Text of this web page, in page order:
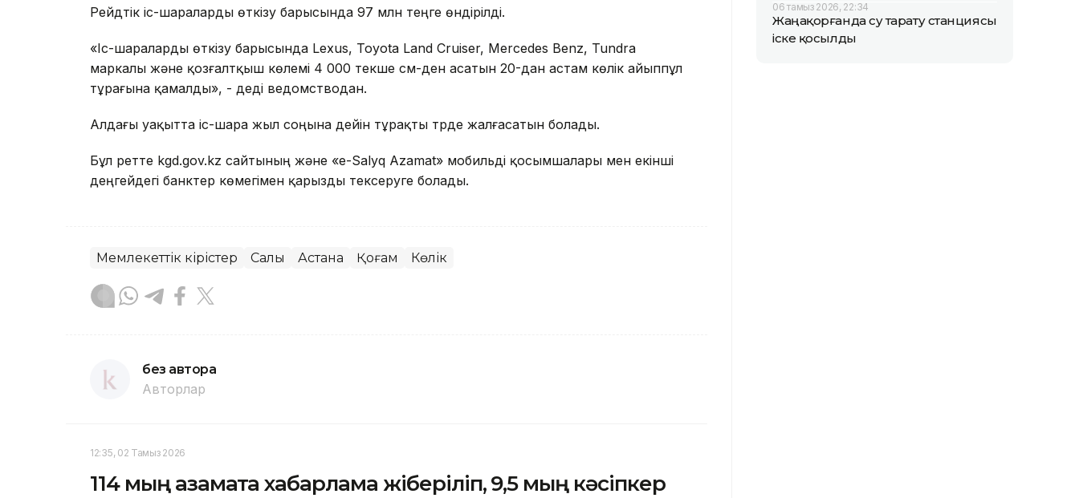
Рейдтік іс-шараларды өткізу барысында 97 млн теңге өндірілді.
«Іс-шараларды өткізу барысында Lexus, Toyota Land Cruiser, Mercedes Benz, Tundra
маркалы және қозғалтқыш көлемі 4 000 текше см-ден асатын 20-дан астам көлік айыппұл
тұрағына қамалды», - деді ведомстводан.
Алдағы уақытта іс-шара жыл соңына дейін тұрақты түрде жалғасатын болады.
Бұл ретте kgd.gov.kz сайтының және «e-Salyq Azamat» мобильді қосымшалары мен екінші
деңгейдегі банктер көмегімен қарызды тексеруге болады.
Мемлекеттік кірістер Салық Астана Қоғам Көлік
без автора
Авторлар
12:35, 02 Тамыз 2026
114 мың азаматқа хабарлама жіберіліп, 9,5 мың кәсіпкер
06 тамыз 2026, 22:34
Жаңақорғанда су тарату станциясы
іске қосылды